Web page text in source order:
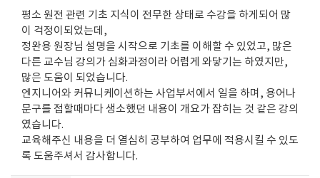
평소 원전 관련 기초 지식이 전무한 상태로 수강을 하게되어 많
이 걱정이되었는데,
정완용 원장님 설명을 시작으로 기초를 이해할 수 있었고, 많은
다른 교수님 강의가 심화과정이라 어렵게 와닿기는 하였지만,
많은 도움이 되었습니다.
엔지니어와 커뮤니케이션하는 사업부서에서 일을 하며, 용어나
문구를 접할때마다 생소했던 내용이 개요가 잡히는 것 같은 강의
였습니다.
교육해주신 내용을 더 열심히 공부하여 업무에 적용시킬 수 있도
록 도움주셔서 감사합니다.